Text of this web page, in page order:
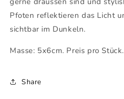
Pfoten reflektieren das Licht
sichtbar im Dunkeln.
Masse: 5x6cm. Preis pro Stück.
Share